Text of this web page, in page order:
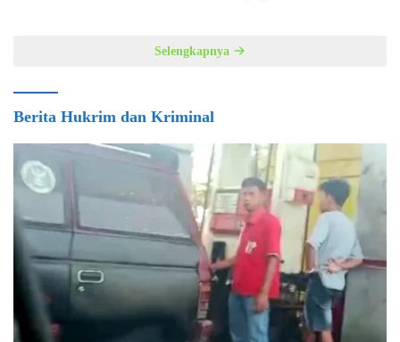
Selengkapnya
Berita Hukrim dan Kriminal